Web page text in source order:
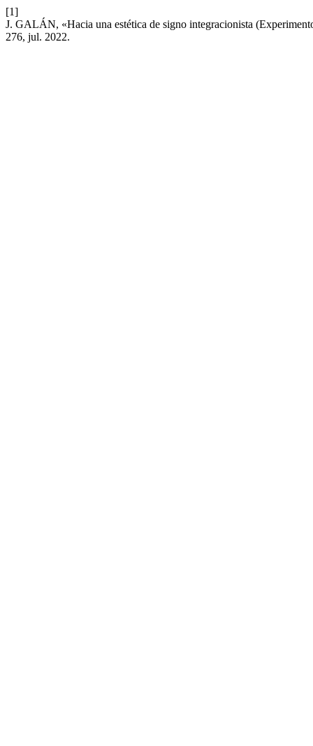
[1]
J. GALÁN, «Hacia una estética de signo integracionista
276, jul. 2022.